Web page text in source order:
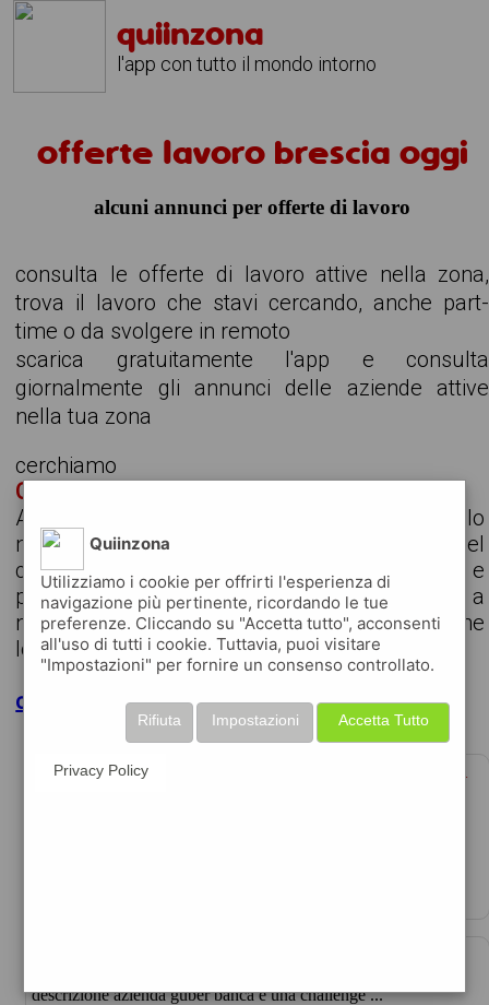
quiinzona
l'app con tutto il mondo intorno
offerte lavoro brescia oggi
alcuni annunci per offerte di lavoro
consulta le offerte di lavoro attive nella zona,
trova il lavoro che stavi cercando, anche part-
time o da svolgere in remoto
scarica gratuitamente l'app e consulta
giornalmente gli annunci delle aziende attive
nella tua zona
cerchiamo
OPERATORE TAGLIO LAMIERE
Azienda cliente, attiva da più di 50 anni a livello
nazionale e internazionale specializzata nel
commercio e distribuzione di acciai speciali e
prodotti metallurgici, con servizi di taglio a
misura, lavorazioni accessorie e gestione
logisti...
clicca per maggiori dettagli
CONSULENTE TECNICO HARDWARE JUNIOR
descrizione azienda guber banca è una challenge ...
Quiinzona
Utilizziamo i cookie per offrirti l'esperienza di
navigazione più pertinente, ricordando le tue
preferenze. Cliccando su "Accetta tutto", acconsenti
all'uso di tutti i cookie. Tuttavia, puoi visitare
"Impostazioni" per fornire un consenso controllato.
Accetta Tutto
Impostazioni
Rifiuta
Privacy Policy